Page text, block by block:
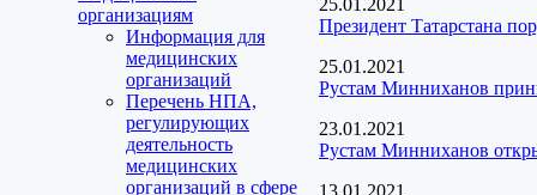
организациям
Информация для
медицинских
организаций
Перечень НПА,
регулирующих
деятельность
медицинских
организаций в сфере
25.01.2021
Президент Татарстана
25.01.2021
Рустам Минниханов
23.01.2021
Рустам Минниханов
13.01.2021